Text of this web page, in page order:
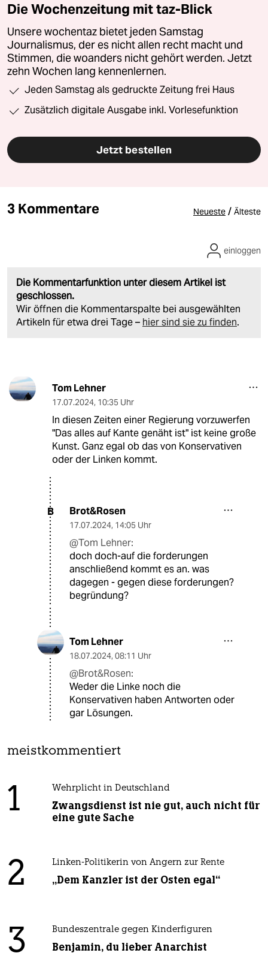
Die Wochenzeitung mit taz-Blick
Unsere wochentaz bietet jeden Samstag
Journalismus, der es nicht allen recht macht und
Stimmen, die woanders nicht gehört werden. Jetzt
zehn Wochen lang kennenlernen.
Jeden Samstag als gedruckte Zeitung frei Haus
Zusätzlich digitale Ausgabe inkl. Vorlesefunktion
Jetzt bestellen
3 Kommentare Neueste / Älteste
Die Kommentarfunktion unter diesem Artikel ist
geschlossen.
Wir öffnen die Kommentarspalte bei ausgewählten
Artikeln für etwa drei Tage – hier sind sie zu finden.
einloggen
Tom Lehner
17.07.2024, 10:35 Uhr
In diesen Zeiten einer Regierung vorzuwerfen
"Das alles auf Kante genäht ist" ist keine große
Kunst. Ganz egal ob das von Konservativen
oder der Linken kommt.
B Brot&Rosen
17.07.2024, 14:05 Uhr
@Tom Lehner:
doch doch-auf die forderungen
anschließend kommt es an. was
dagegen - gegen diese forderungen?
begründung?
Tom Lehner
18.07.2024, 08:11 Uhr
@Brot&Rosen:
Weder die Linke noch die
Konservativen haben Antworten oder
gar Lösungen.
meistkommentiert
1 Wehrplicht in Deutschland
Zwangsdienst ist nie gut, auch nicht für
eine gute Sache
2 Linken-Politikerin von Angern zur Rente
„Dem Kanzler ist der Osten egal“
3 Bundeszentrale gegen Kinderfiguren
Benjamin, du lieber Anarchist